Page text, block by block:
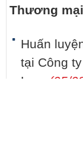
Thương
Huấn
tại Công
Long
(05/